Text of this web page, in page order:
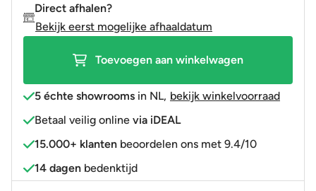
OP=OP
aantal
Direct afhalen?
Bekijk eerst mogelijke afhaaldatum
Toevoegen aan winkelwagen
5 échte showrooms in NL, bekijk winkelvoorraad
Betaal veilig online via iDEAL
15.000+ klanten beoordelen ons met 9.4/10
14 dagen bedenktijd